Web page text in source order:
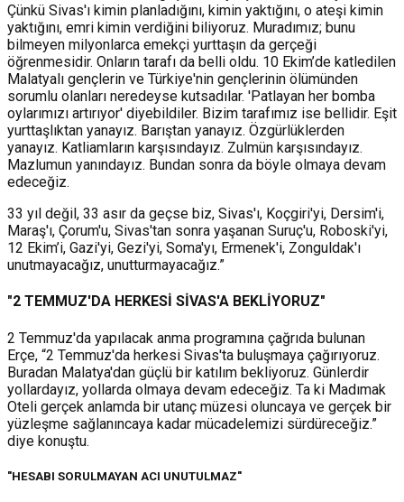
Çünkü Sivas'ı kimin planladığını, kimin yaktığını, o ateşi kimin
yaktığını, emri kimin verdiğini biliyoruz. Muradımız; bunu
bilmeyen milyonlarca emekçi yurttaşın da gerçeği
öğrenmesidir. Onların tarafı da belli oldu. 10 Ekim’de katledilen
Malatyalı gençlerin ve Türkiye'nin gençlerinin ölümünden
sorumlu olanları neredeyse kutsadılar. 'Patlayan her bomba
oylarımızı artırıyor' diyebildiler. Bizim tarafımız ise bellidir. Eşit
yurttaşlıktan yanayız. Barıştan yanayız. Özgürlüklerden
yanayız. Katliamların karşısındayız. Zulmün karşısındayız.
Mazlumun yanındayız. Bundan sonra da böyle olmaya devam
edeceğiz.
33 yıl değil, 33 asır da geçse biz, Sivas'ı, Koçgiri'yi, Dersim'i,
Maraş'ı, Çorum'u, Sivas'tan sonra yaşanan Suruç'u, Roboski'yi,
12 Ekim’i, Gazi'yi, Gezi'yi, Soma'yı, Ermenek'i, Zonguldak'ı
unutmayacağız, unutturmayacağız.”
"2 TEMMUZ'DA HERKESİ SİVAS'A BEKLİYORUZ"
2 Temmuz'da yapılacak anma programına çağrıda bulunan
Erçe, “2 Temmuz'da herkesi Sivas'ta buluşmaya çağırıyoruz.
Buradan Malatya'dan güçlü bir katılım bekliyoruz. Günlerdir
yollardayız, yollarda olmaya devam edeceğiz. Ta ki Madımak
Oteli gerçek anlamda bir utanç müzesi oluncaya ve gerçek bir
yüzleşme sağlanıncaya kadar mücadelemizi sürdüreceğiz.”
diye konuştu.
"HESABI SORULMAYAN ACI UNUTULMAZ"